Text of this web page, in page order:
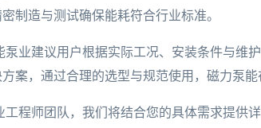
制造与测试确保能耗符合行业标准。
业建议用户根据实际工况、安装条件与
案，通过合理的选型与规范使用，磁力泵
程师团队，我们将结合您的具体需求提供详